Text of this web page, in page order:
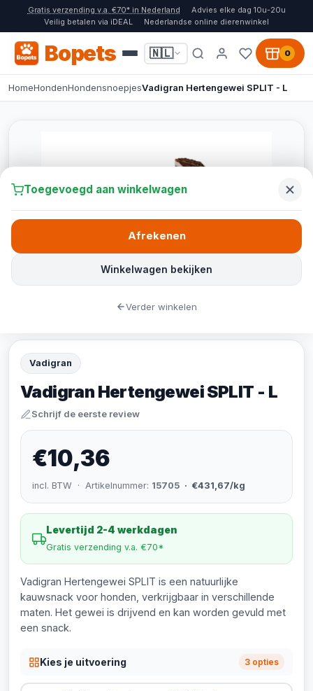
Gratis verzending v.a. €70* in Nederland
Advies elke dag 10u-20u
Veilig betalen via iDEAL
Nederlandse online dierenwinkel
Bopets 🇳🇱 0
HomeHondenHondensnoepjesVadigran Hertengewei SPLIT - L
Vadigran
Vadigran Hertengewei SPLIT - L
Schrijf de eerste review
€10,36
incl. BTW · Artikelnummer: 15705 · €431,67/kg
Levertijd 2-4 werkdagen
Gratis verzending v.a. €70*
Vadigran Hertengewei SPLIT is een natuurlijke
kauwsnack voor honden, verkrijgbaar in verschillende
maten. Het gewei is drijvend en kan worden gevuld met
een snack.
Kies je uitvoering 3 opties
Toegevoegd aan winkelwagen
Winkelwagen bekijken
Afrekenen
Verder winkelen